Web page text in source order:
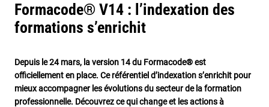
Formacode® V14 : l’indexation des
formations s’enrichit
Depuis le 24 mars, la version 14 du Formacode® est
officiellement en place. Ce référentiel d’indexation s’enrichit pour
mieux accompagner les évolutions du secteur de la formation
professionnelle. Découvrez ce qui change et les actions à